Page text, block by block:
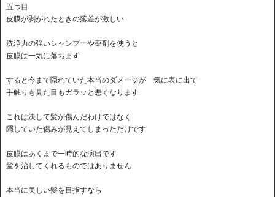
五つ目
皮膜が剥がれたときの落差が激しい
洗浄力の強いシャンプーや薬剤を使うと
皮膜は一気に落ちます
すると今まで隠れていた本当のダメージが一気に表に出て
手触りも見た目もガラッと悪くなります
これは決して髪が傷んだわけではなく
隠していた傷みが見えてしまっただけです
皮膜はあくまで一時的な演出です
髪を治してくれるものではありません
本当に美しい髪を目指すなら